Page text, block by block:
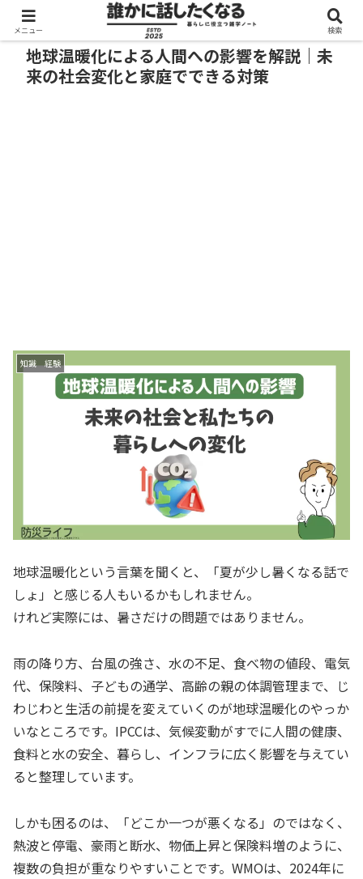
地球温暖化による人間への影響を解説｜未
来の社会変化と家庭でできる対策
知識 経験
地球温暖化という言葉を聞くと、「夏が少し暑くなる話で
しょ」と感じる人もいるかもしれません。
けれど実際には、暑さだけの問題ではありません。
雨の降り方、台風の強さ、水の不足、食べ物の値段、電気
代、保険料、子どもの通学、高齢の親の体調管理まで、じ
わじわと生活の前提を変えていくのが地球温暖化のやっか
いなところです。IPCCは、気候変動がすでに人間の健康、
食料と水の安全、暮らし、インフラに広く影響を与えてい
ると整理しています。
しかも困るのは、「どこか一つが悪くなる」のではなく、
熱波と停電、豪雨と断水、物価上昇と保険料増のように、
複数の負担が重なりやすいことです。WMOは、2024年に
メニュー 検索